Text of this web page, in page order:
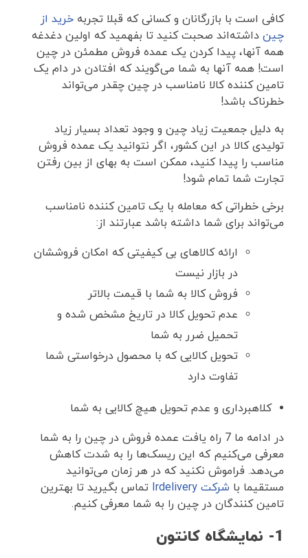
کافی است با بازرگانان و کسانی که قبلا تجربه خرید از
چین داشته‌اند صحبت کنید تا بفهمید که اولین دغدغه
همه آنها، پیدا کردن یک عمده فروش مطمئن در چین
است! همه آنها به شما می‌گویند که افتادن در دام یک
تامین کننده کالا نامناسب در چین چقدر می‌تواند
خطرناک باشد!
به دلیل جمعیت زیاد چین و وجود تعداد بسیار زیاد
تولیدی کالا در این کشور، اگر نتوانید یک عمده فروش
مناسب را پیدا کنید، ممکن است به بهای از بین رفتن
تجارت شما تمام شود!
برخی خطراتی که معامله با یک تامین کننده نامناسب
می‌تواند برای شما داشته باشد عبارتند از:
ارائه کالاهای بی کیفیتی که امکان فروششان
در بازار نیست
فروش کالا به شما با قیمت بالاتر
عدم تحویل کالا در تاریخ مشخص شده و
تحمیل ضرر به شما
تحویل کالایی که با محصول درخواستی شما
تفاوت دارد
کلاهبرداری و عدم تحویل هیچ کالایی به شما
در ادامه ما 7 راه یافت عمده فروش در چین را به شما
معرفی می‌کنیم که این ریسک‌ها را به شدت کاهش
می‌دهد. فراموش نکنید که در هر زمان می‌توانید
مستقیما با شرکت Irdelivery
تماس بگیرید تا بهترین
تامین کنندگان در چین را به شما معرفی کنیم.
1- نمایشگاه کانتون